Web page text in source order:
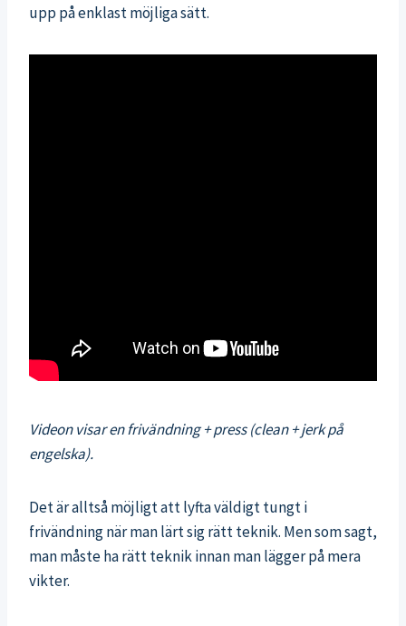
upp på enklast möjliga sätt.
Videon visar en frivändning + press (clean + jerk på
engelska).
Det är alltså möjligt att lyfta väldigt tungt i
frivändning när man lärt sig rätt teknik. Men som sagt,
man måste ha rätt teknik innan man lägger på mera
vikter.